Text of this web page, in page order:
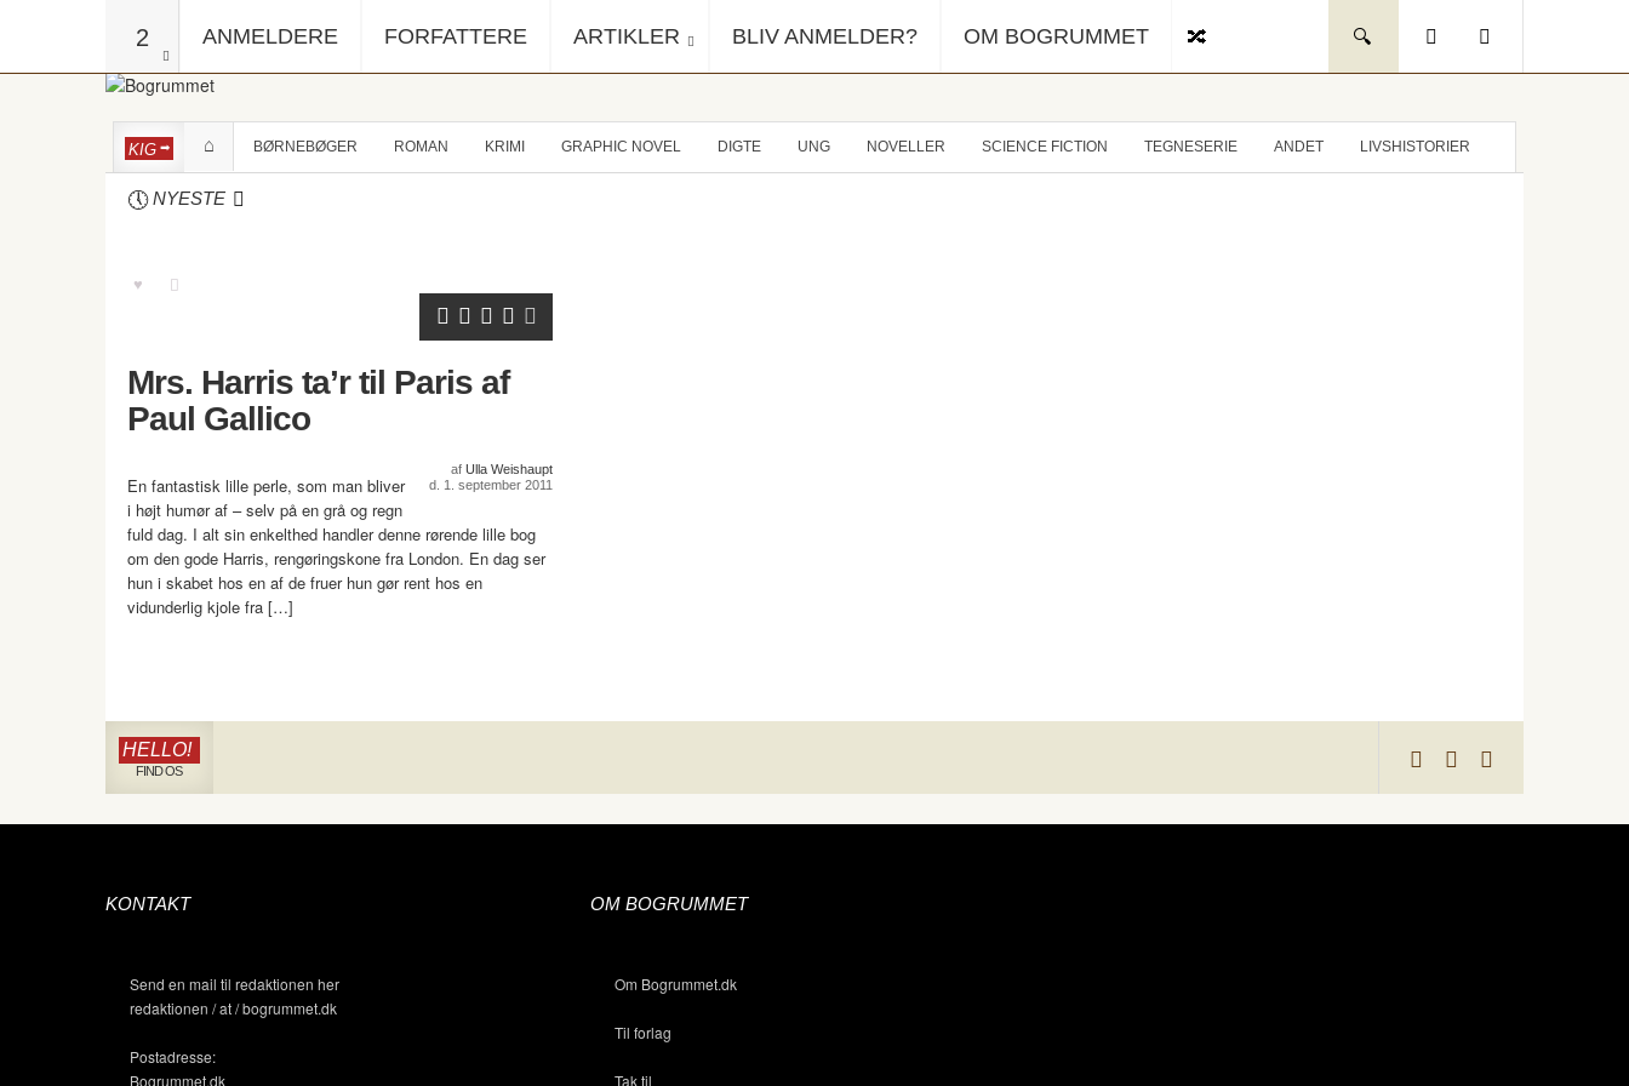
2 ANMELDERE FORFATTERE ARTIKLER BLIV ANMELDER? OM BOGRUMMET
KIG BØRNEBØGER ROMAN KRIMI GRAPHIC NOVEL DIGTE UNG NOVELLER SCIENCE FICTION TEGNESERIE ANDET LIVSHISTORIER
NYESTE
Mrs. Harris ta’r til Paris af
Paul Gallico
af Ulla Weishaupt
d. 1. september 2011
En fantastisk lille perle, som man bliver
i højt humør af – selv på en grå og regn
fuld dag. I alt sin enkelthed handler denne rørende lille bog
om den gode Harris, rengøringskone fra London. En dag ser
hun i skabet hos en af de fruer hun gør rent hos en
vidunderlig kjole fra […]
HELLO!
FIND OS
KONTAKT
Send en mail til redaktionen her
redaktionen / at / bogrummet.dk
Postadresse:
Bogrummet.dk
OM BOGRUMMET
Om Bogrummet.dk
Til forlag
Tak til